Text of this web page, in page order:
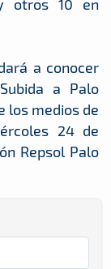
otros 10 en
a conocer
a Palo
los medios de
24 de
Repsol Palo